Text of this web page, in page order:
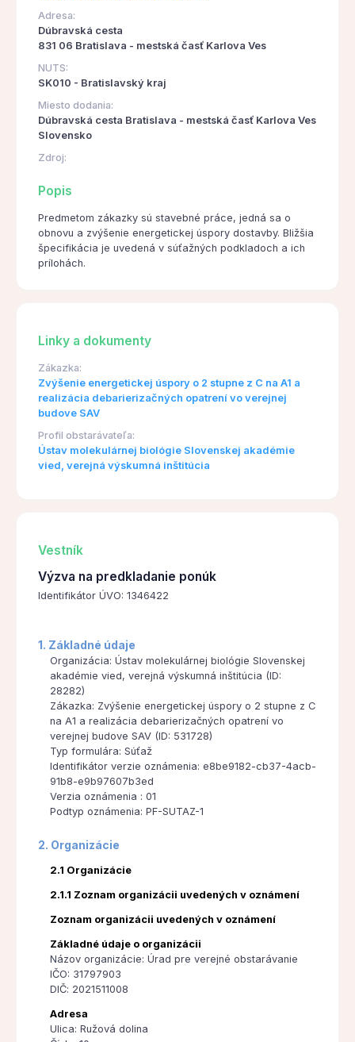
Adresa:
Dúbravská cesta
831 06 Bratislava - mestská časť Karlova Ves
NUTS:
SK010 - Bratislavský kraj
Miesto dodania:
Dúbravská cesta Bratislava - mestská časť Karlova Ves
Slovensko
Zdroj:
Popis
Predmetom zákazky sú stavebné práce, jedná sa o
obnovu a zvýšenie energetickej úspory dostavby. Bližšia
špecifikácia je uvedená v súťažných podkladoch a ich
prílohách.
Linky a dokumenty
Zákazka:
Zvýšenie energetickej úspory o 2 stupne z C na A1 a
realizácia debarierizačných opatrení vo verejnej
budove SAV
Profil obstarávateľa:
Ústav molekulárnej biológie Slovenskej akadémie
vied, verejná výskumná inštitúcia
Vestník
Výzva na predkladanie ponúk
Identifikátor ÚVO: 1346422
1. Základné údaje
Organizácia: Ústav molekulárnej biológie Slovenskej
akadémie vied, verejná výskumná inštitúcia (ID:
28282)
Zákazka: Zvýšenie energetickej úspory o 2 stupne z C
na A1 a realizácia debarierizačných opatrení vo
verejnej budove SAV (ID: 531728)
Typ formulára: Súťaž
Identifikátor verzie oznámenia: e8be9182-cb37-4acb-
91b8-e9b97607b3ed
Verzia oznámenia : 01
Podtyp oznámenia: PF-SUTAZ-1
2. Organizácie
2.1 Organizácie
2.1.1 Zoznam organizácii uvedených v oznámení
Zoznam organizácii uvedených v oznámení
Základné údaje o organizácii
Názov organizácie: Úrad pre verejné obstarávanie
IČO: 31797903
DIČ: 2021511008
Adresa
Ulica: Ružová dolina